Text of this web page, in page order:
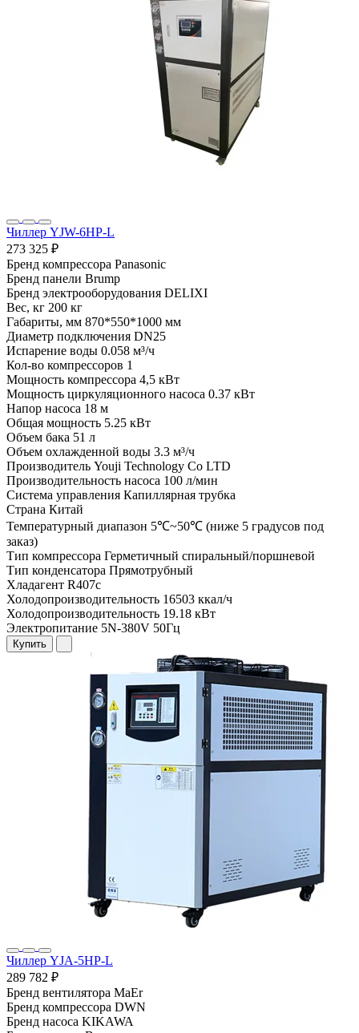
Чиллер YJW-6HP-L
273 325 ₽
Бренд компрессора Panasonic
Бренд панели Brump
Бренд электрооборудования DELIXI
Вес, кг 200 кг
Габариты, мм 870*550*1000 мм
Диаметр подключения DN25
Испарение воды 0.058 м³/ч
Кол-во компрессоров 1
Мощность компрессора 4,5 кВт
Мощность циркуляционного насоса 0.37 кВт
Напор насоса 18 м
Общая мощность 5.25 кВт
Объем бака 51 л
Объем охлажденной воды 3.3 м³/ч
Производитель Youji Technology Co LTD
Производительность насоса 100 л/мин
Система управления Капиллярная трубка
Страна Китай
Температурный диапазон 5℃~50℃ (ниже 5 градусов под
заказ)
Тип компрессора Герметичный спиральный/поршневой
Тип конденсатора Прямотрубный
Хладагент R407c
Холодопроизводительность 16503 ккал/ч
Холодопроизводительность 19.18 кВт
Электропитание 5N-380V 50Гц
Купить
Чиллер YJA-5HP-L
289 782 ₽
Бренд вентилятора MaEr
Бренд компрессора DWN
Бренд насоса KIKAWA